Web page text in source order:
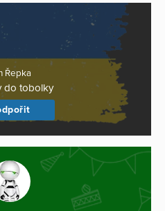
Řepka
do tobolky